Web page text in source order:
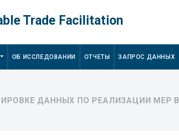
Trade Facilitation
ОБ ИССЛЕДОВАНИИ ОТЧЕТЫ ЗАПРОС ДАННЫХ
ДАННЫХ ПО РЕАЛИЗАЦИИ МЕР В